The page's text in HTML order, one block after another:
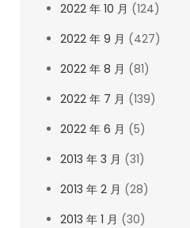
2022 年 10 月 (124)
2022 年 9 月 (427)
2022 年 8 月 (81)
2022 年 7 月 (139)
2022 年 6 月 (5)
2013 年 3 月 (31)
2013 年 2 月 (28)
2013 年 1 月 (30)